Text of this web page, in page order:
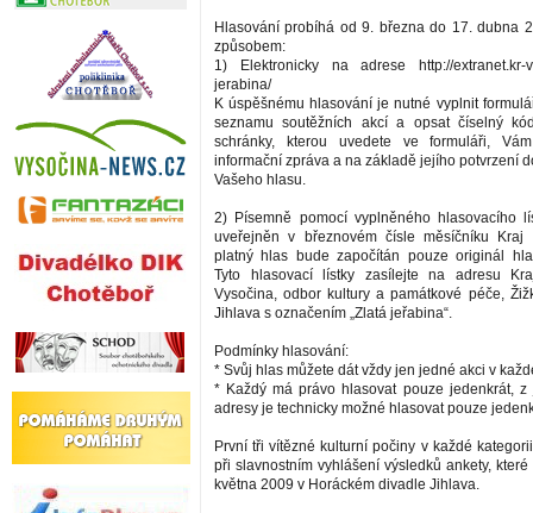
Hlasování probíhá od 9. března do 17. dubna
způsobem:
1) Elektronicky na adrese http://extranet.kr-
jerabina/
K úspěšnému hlasování je nutné vyplnit
seznamu soutěžních akcí a opsat číselný
schránky, kterou uvedete ve formuláři,
informační zpráva a na základě jejího potvrzení
Vašeho hlasu.
2) Písemně pomocí vyplněného hlasovacího
uveřejněn v březnovém čísle měsíčníku Kraj
platný hlas bude započítán pouze originál
Tyto hlasovací lístky zasílejte na adresu
Vysočina, odbor kultury a památkové péče,
Jihlava s označením „Zlatá jeřabina“.
Podmínky hlasování:
* Svůj hlas můžete dát vždy jen jedné akci v
* Každý má právo hlasovat pouze jedenkrát, z
adresy je technicky možné hlasovat pouze
První tři vítězné kulturní počiny v každé
při slavnostním vyhlášení výsledků ankety,
května 2009 v Horáckém divadle Jihlava.